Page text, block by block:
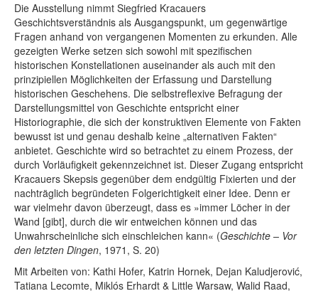
Die Ausstellung nimmt Siegfried Kracauers
Geschichtsverständnis als Ausgangspunkt, um gegenwärtige
Fragen anhand von vergangenen Momenten zu erkunden. Alle
gezeigten Werke setzen sich sowohl mit spezifischen
historischen Konstellationen auseinander als auch mit den
prinzipiellen Möglichkeiten der Erfassung und Darstellung
historischen Geschehens. Die selbstreflexive Befragung der
Darstellungsmittel von Geschichte entspricht einer
Historiographie, die sich der konstruktiven Elemente von Fakten
bewusst ist und genau deshalb keine „alternativen Fakten“
anbietet. Geschichte wird so betrachtet zu einem Prozess, der
durch Vorläufigkeit gekennzeichnet ist. Dieser Zugang entspricht
Kracauers Skepsis gegenüber dem endgültig Fixierten und der
nachträglich begründeten Folgerichtigkeit einer Idee. Denn er
war vielmehr davon überzeugt, dass es »immer Löcher in der
Wand [gibt], durch die wir entweichen können und das
Unwahrscheinliche sich einschleichen kann« (Geschichte – Vor
den letzten Dingen, 1971, S. 20)
Mit Arbeiten von: Kathi Hofer, Katrin Hornek, Dejan Kaludjerović,
Tatiana Lecomte, Miklós Erhardt & Little Warsaw, Walid Raad,